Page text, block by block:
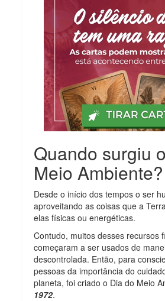
Quando surgiu
Meio Ambiente?
Desde o início dos tempos o ser
aproveitando as coisas que a
elas físicas ou energéticas.
Contudo, muitos desses recursos
começaram a ser usados de
descontrolada. Então, para
pessoas da importância do
planeta, foi criado o Dia do Meio
1972.